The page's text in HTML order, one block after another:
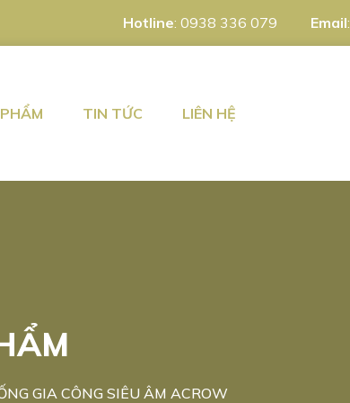
Hotline: 0938 336 079 Email:
TIN TỨC LIÊN HỆ
GIA CÔNG SIÊU ÂM ACROW